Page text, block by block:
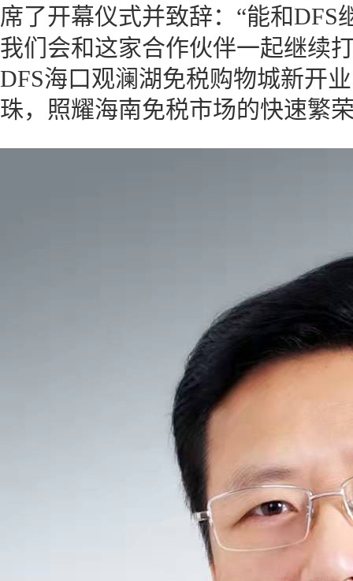
席了开幕仪式并致辞： “能和DFS
我们会和这家合作伙伴一起继续
DFS海口观澜湖免税购物城新开
珠，照耀海南免税市场的快速繁